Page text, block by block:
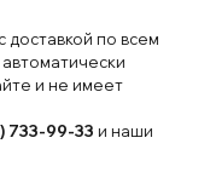
доставкой по всем
и не имеет
733-99-33 и наши